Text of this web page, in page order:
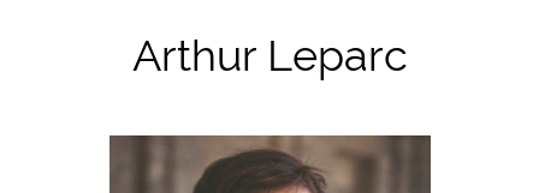
Arthur Leparc